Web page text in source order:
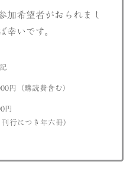
加希望者がおられまし
幸いです。
円（購読費含む）
円
行につき年六冊）